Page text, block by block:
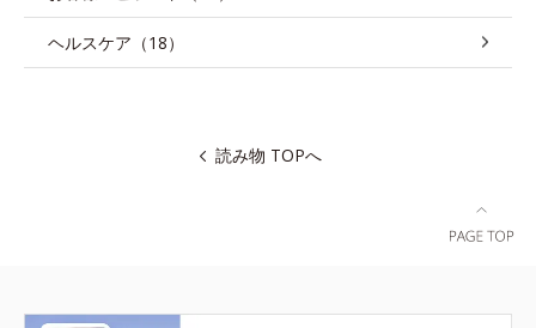
ヘルスケア（18）
読み物 TOPへ